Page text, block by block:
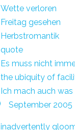
Wette verloren
Freitag gesehen
Herbstromantik
quote
Es muss nicht
the ubiquity of
Ich mach auch
September 2005
inadvertently